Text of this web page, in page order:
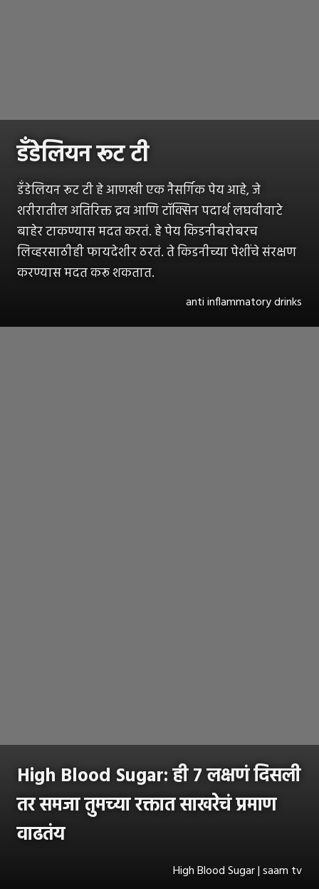
डॅंडेलियन रूट टी
डॅंडेलियन रूट टी हे आणखी एक नैसर्गिक पेय आहे, जे
शरीरातील अतिरिक्त द्रव आणि टॉक्सिन पदार्थ लघवीवाटे
बाहेर टाकण्यास मदत करतं. हे पेय किडनीबरोबरच
लिव्हरसाठीही फायदेशीर ठरतं. ते किडनीच्या पेशींचे संरक्षण
करण्यास मदत करू शकतात.
anti inflammatory drinks
High Blood Sugar: ही ७ लक्षणं दिसली
तर समजा तुमच्या रक्तात साखरेचं प्रमाण
वाढतंय
High Blood Sugar | saam tv